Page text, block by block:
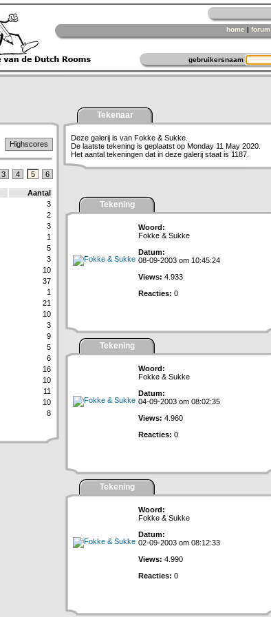
home | forum
gebruikersnaam
Highscores
3 4 5 6
Aantal
3
2
3
1
5
3
10
37
1
21
10
3
9
5
6
16
10
11
10
8
Tekenaar
Deze galerij is van Fokke & Sukke.
De laatste tekening is geplaatst op Monday 11 May 2020.
Het aantal tekeningen dat in deze galerij staat is 1187.
Tekening
Woord:
Fokke & Sukke
Datum:
08-09-2003 om 10:45:24
Views: 4.933
Reacties: 0
Tekening
Woord:
Fokke & Sukke
Datum:
04-09-2003 om 08:02:35
Views: 4.960
Reacties: 0
Tekening
Woord:
Fokke & Sukke
Datum:
02-09-2003 om 08:12:33
Views: 4.990
Reacties: 0